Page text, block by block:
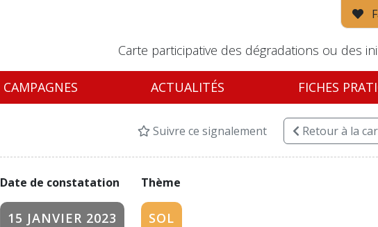
Carte participative des dégradations ou des
CAMPAGNES ACTUALITÉS FICHES
Suivre ce signalement Retourà la
Date de constatation
15 JANVIER 2023
Thème
SOL